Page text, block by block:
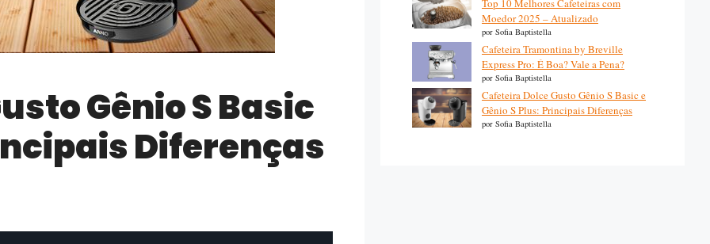
Gênio S Basic
Diferenças
Top 10 Melhores Cafeteiras com
Moedor 2025 – Atualizado
por Sofia Baptistella
Cafeteira Tramontina by Breville
Express Pro: É Boa? Vale a Pena?
por Sofia Baptistella
Cafeteira Dolce Gusto Gênio S Basic e
Gênio S Plus: Principais Diferenças
por Sofia Baptistella